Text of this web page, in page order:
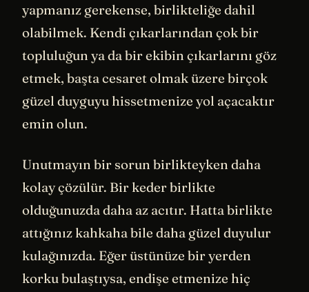
yapmanız gerekense, birlikteliğe dahil
olabilmek. Kendi çıkarlarından çok bir
topluluğun ya da bir ekibin çıkarlarını göz
etmek, başta cesaret olmak üzere birçok
güzel duyguyu hissetmenize yol açacaktır
emin olun.
Unutmayın bir sorun birlikteyken daha
kolay çözülür. Bir keder birlikte
olduğunuzda daha az acıtır. Hatta birlikte
attığınız kahkaha bile daha güzel duyulur
kulağınızda. Eğer üstünüze bir yerden
korku bulaştıysa, endişe etmenize hiç